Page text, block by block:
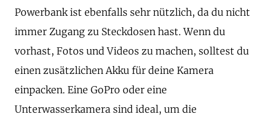
Powerbank ist ebenfalls sehr nützlich, da du nicht
immer Zugang zu Steckdosen hast. Wenn du
vorhast, Fotos und Videos zu machen, solltest du
einen zusätzlichen Akku für deine Kamera
einpacken. Eine GoPro oder eine
Unterwasserkamera sind ideal, um die